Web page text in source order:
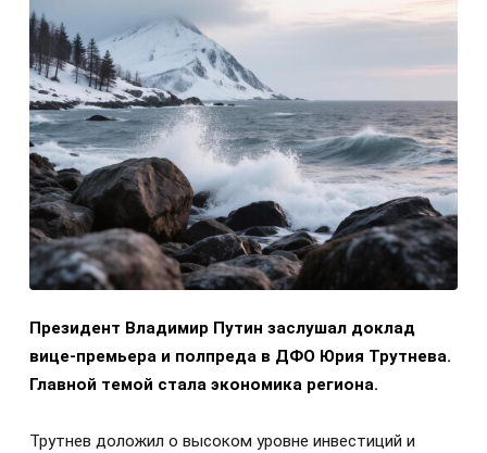
Президент Владимир Путин заслушал доклад
вице-премьера и полпреда в ДФО Юрия Трутнева.
Главной темой стала экономика региона.
Трутнев доложил о высоком уровне инвестиций и